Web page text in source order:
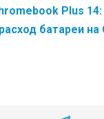
Plus
батареи